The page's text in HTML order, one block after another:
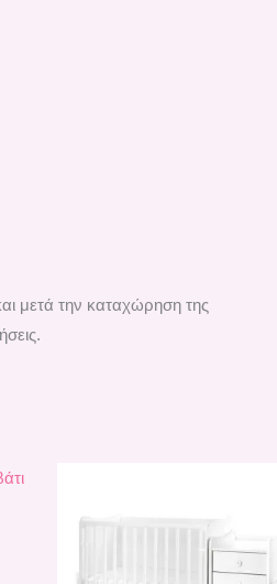
μετά την καταχώρηση της